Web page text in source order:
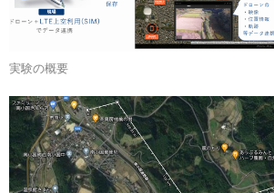
実験の概要